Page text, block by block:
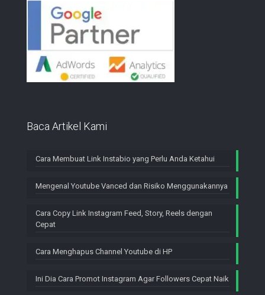
Baca Artikel Kami
Cara Membuat Link Instabio yang Perlu Anda Ketahui
Mengenal Youtube Vanced dan Risiko Menggunakannya
Cara Copy Link Instagram Feed, Story, Reels dengan
Cepat
Cara Menghapus Channel Youtube di HP
Ini Dia Cara Promot Instagram Agar Followers Cepat Naik